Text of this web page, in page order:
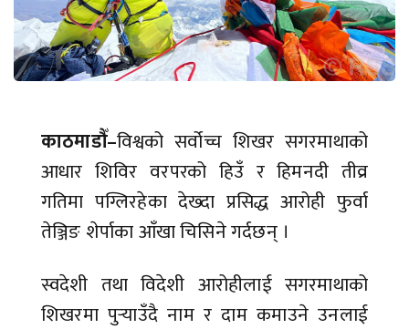
काठमाडौँ–विश्वको सर्वोच्च शिखर सगरमाथाको
आधार शिविर वरपरको हिउँ र हिमनदी तीव्र
गतिमा पग्लिरहेका देख्दा प्रसिद्ध आरोही फुर्वा
तेञ्जिङ शेर्पाका आँखा चिसिने गर्दछन् ।
स्वदेशी तथा विदेशी आरोहीलाई सगरमाथाको
शिखरमा पुर्‍याउँदै नाम र दाम कमाउने उनलाई